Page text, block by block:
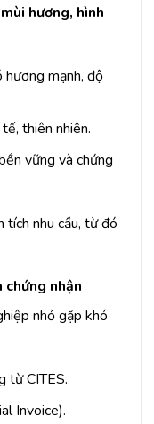
mùi hương, hình
hương mạnh, độ
thiên nhiên.
vững và chứng
tích nhu cầu, từ đó
nhận
nhỏ gặp khó
từ CITES.
Invoice).